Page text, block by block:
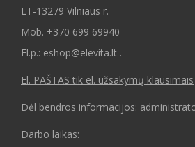
LT-13279 Vilniaus r.
Mob. +370 699 69940
El.p.: eshop@elevita.lt .
El. PAŠTAS tik el. užsakymų klausimais
Dėl bendros informacijos:
Darbo laikas: